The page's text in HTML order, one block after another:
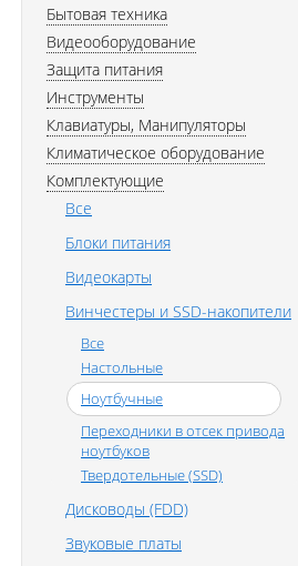
Бытовая техника
Видеооборудование
Защита питания
Инструменты
Клавиатуры, Манипуляторы
Климатическое оборудование
Комплектующие
Все
Блоки питания
Видеокарты
Винчестеры и SSD-накопители
Все
Настольные
Ноутбучные
Переходники в отсек привода
ноутбуков
Твердотельные (SSD)
Дисководы (FDD)
Звуковые платы